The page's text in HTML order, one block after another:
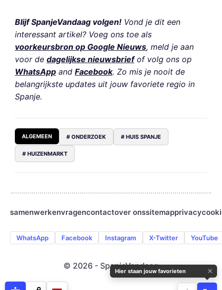
Blijf SpanjeVandaag volgen! Vond je dit een
interessant artikel? Voeg ons toe als
voorkeursbron op Google Nieuws, meld je aan
voor de dagelijkse nieuwsbriefof volg ons op
WhatsApp and Facebook. Zo mis je nooit de
belangrijkste updates uit jouw favoriete regio in
Spanje.
ALGEMEEN # ONDERZOEK # HUIS SPANJE
# HUIZENMARKT
samenwerkenvragencontactover onssitemapprivacy
WhatsApp Facebook Instagram X-Twitter YouTube
© 2026 - SpanjeVandaag
Hier staan jouw favorieten ✕